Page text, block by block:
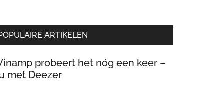
ARTIKELEN
probeert het nóg een keer –
met Deezer